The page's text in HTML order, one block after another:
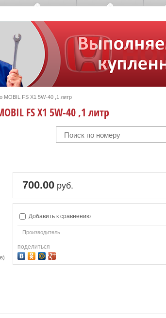
MOBIL FS X1 5W-40 ,1 литр
FS X1 5W-40 ,1 литр
700.00руб.
Добавить к сравнению
Производитель
поделиться